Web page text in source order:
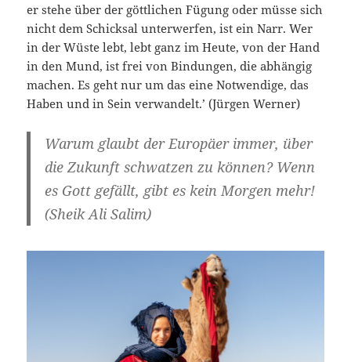
er stehe über der göttlichen Fügung oder müsse sich
nicht dem Schicksal unterwerfen, ist ein Narr. Wer
in der Wüste lebt, lebt ganz im Heute, von der Hand
in den Mund, ist frei von Bindungen, die abhängig
machen. Es geht nur um das eine Notwendige, das
Haben und in Sein verwandelt.’ (Jürgen Werner)
Warum glaubt der Europäer immer, über
die Zukunft schwatzen zu können? Wenn
es Gott gefällt, gibt es kein Morgen mehr!
(Sheik Ali Salim)